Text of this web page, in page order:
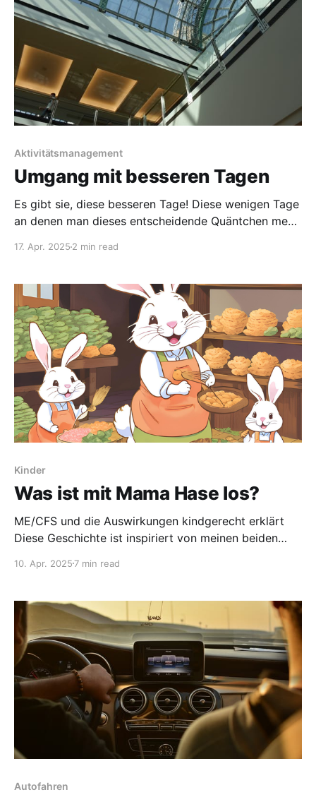
Aktivitätsmanagement
Umgang mit besseren Tagen
Es gibt sie, diese besseren Tage! Diese wenigen Tage
an denen man dieses entscheidende Quäntchen mehr
spürt. Klarer denken kann. Es tut einfach so
halbwegs „normal“ zu fühlen. Das verführt allerdings
auch dazu, wieder in
17. Apr. 2025 2 min read
Kinder
Was ist mit Mama Hase los?
ME/CFS und die Auswirkungen kindgerecht erklärt
Diese Geschichte ist inspiriert von meinen beiden
lange Zeit nicht verstanden, warum ihre Oma nicht
besucht. Es fiel schwer, die richtigen Worte zu finden
10. Apr. 2025 7 min read
Autofahren